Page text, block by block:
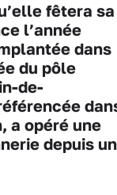
fêtera sa
l’année
dans
du pôle
de-
a opéré une
depuis un